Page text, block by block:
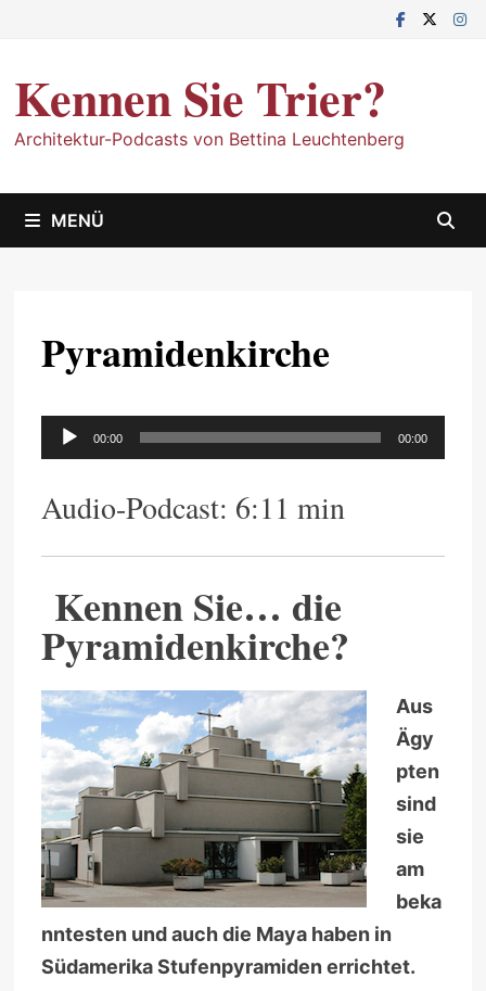
Kennen Sie Trier?
Architektur-Podcasts von Bettina Leuchtenberg
MENÜ
Pyramidenkirche
Audio-
Player
00:00 00:00
Audio-Podcast: 6:11 min
Kennen Sie… die
Pyramidenkirche?
Aus
Ägy
pten
sind
sie
am
beka
nntesten und auch die Maya haben in
Südamerika Stufenpyramiden errichtet.